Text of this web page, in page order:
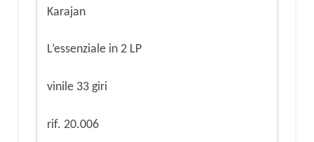
Karajan
L’essenziale in 2 LP
vinile 33 giri
rif. 20.006